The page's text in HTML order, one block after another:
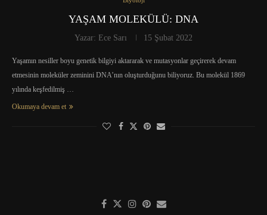
YAŞAM MOLEKÜLÜ: DNA
Yazar: Ece Sarı 15 Şubat 2022
Yaşamın nesiller boyu genetik bilgiyi aktararak ve mutasyonlar geçirerek devam
etmesinin moleküler zeminini DNA’nın oluşturduğunu biliyoruz. Bu molekül 1869
yılında keşfedilmiş …
Okumaya devam et